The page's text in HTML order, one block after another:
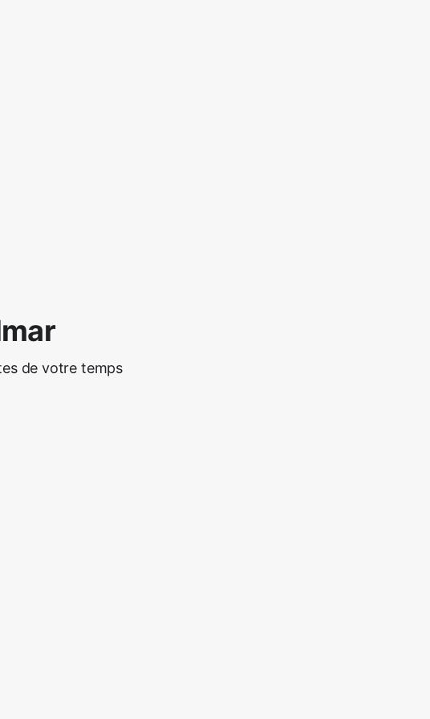
de votre temps